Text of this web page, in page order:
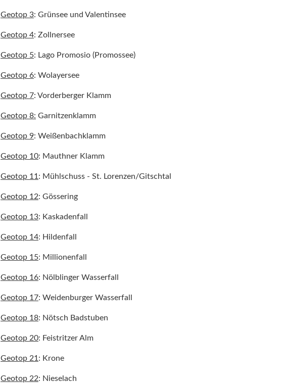
Geotop 3: Grünsee und Valentinsee
Geotop 4: Zollnersee
Geotop 5: Lago Promosio (Promossee)
Geotop 6: Wolayersee
Geotop 7: Vorderberger Klamm
Geotop 8: Garnitzenklamm
Geotop 9: Weißenbachklamm
Geotop 10: Mauthner Klamm
Geotop 11 : Mühlschuss - St. Lorenzen/Gitschtal
Geotop 12: Gössering
Geotop 13: Kaskadenfall
Geotop 14: Hildenfall
Geotop 15: Millionenfall
Geotop 16: Nölblinger Wasserfall
Geotop 17: Weidenburger Wasserfall
Geotop 18: Nötsch Badstuben
Geotop 20: Feistritzer Alm
Geotop 21 : Krone
Geotop 22: Nieselach